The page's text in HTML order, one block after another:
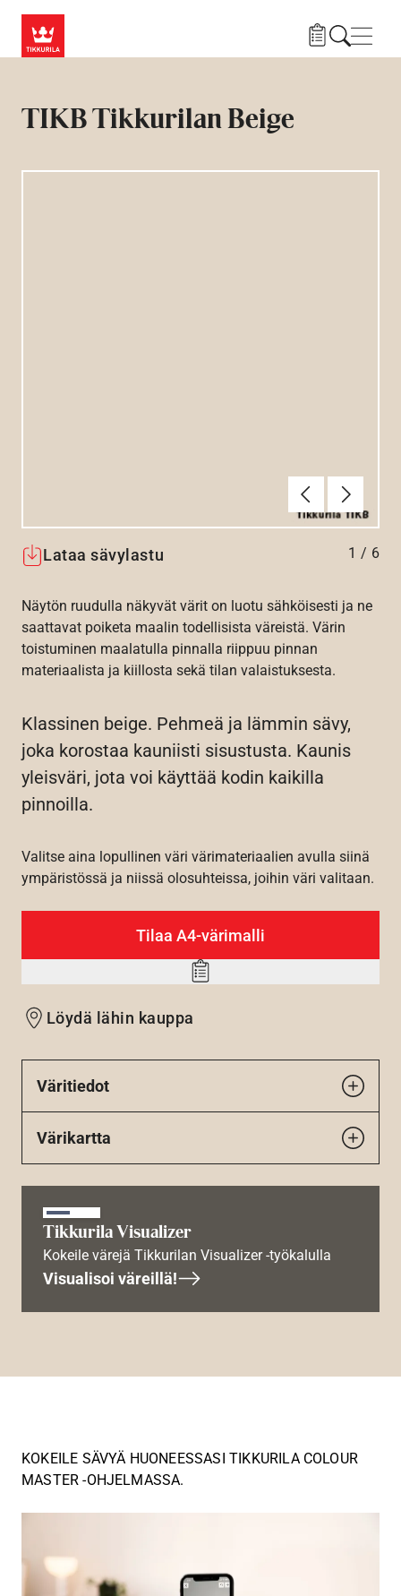
TIKB Tikkurilan Beige
Edellinen
Lataa sävylastu 1 / 6
Näytön ruudulla näkyvät värit on luotu sähköisesti ja ne
saattavat poiketa maalin todellisista väreistä. Värin
toistuminen maalatulla pinnalla riippuu pinnan
materiaalista ja kiillosta sekä tilan valaistuksesta.
Klassinen beige. Pehmeä ja lämmin sävy,
joka korostaa kauniisti sisustusta. Kaunis
yleisväri, jota voi käyttää kodin kaikilla
pinnoilla.
Valitse aina lopullinen väri värimateriaalien avulla siinä
ympäristössä ja niissä olosuhteissa, joihin väri valitaan.
Tilaa A4-värimalli
Add
Löydä lähin kauppa
Väritiedot
Värikartta
Tikkurila Visualizer
Kokeile värejä Tikkurilan Visualizer -työkalulla
Visualisoi väreillä!
KOKEILE SÄVYÄ HUONEESSASI TIKKURILA COLOUR
MASTER -OHJELMASSA.